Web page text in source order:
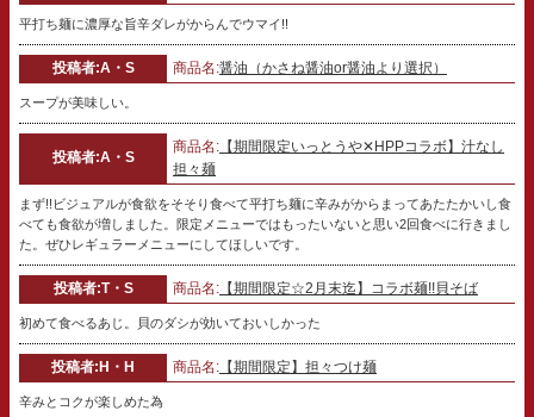
平打ち麺に濃厚な旨辛ダレがからんでウマイ!!
投稿者:A・S 商品名:醤油（かさね醤油or醤油より選択）
スープが美味しい。
投稿者:A・S
商品名: 【期間限定いっとうや✕HPPコラボ】汁なし
担々麺
まず!!ビジュアルが食欲をそそり食べて平打ち麺に辛みがからまってあたたかいし食
べても食欲が増しました。限定メニューではもったいないと思い2回食べに行きまし
た。ぜひレギュラーメニューにしてほしいです。
投稿者:T・S 商品名: 【期間限定☆2月末迄】コラボ麺!!貝そば
初めて食べるあじ。貝のダシが効いておいしかった
投稿者:H・H 商品名: 【期間限定】担々つけ麺
辛みとコクが楽しめた為